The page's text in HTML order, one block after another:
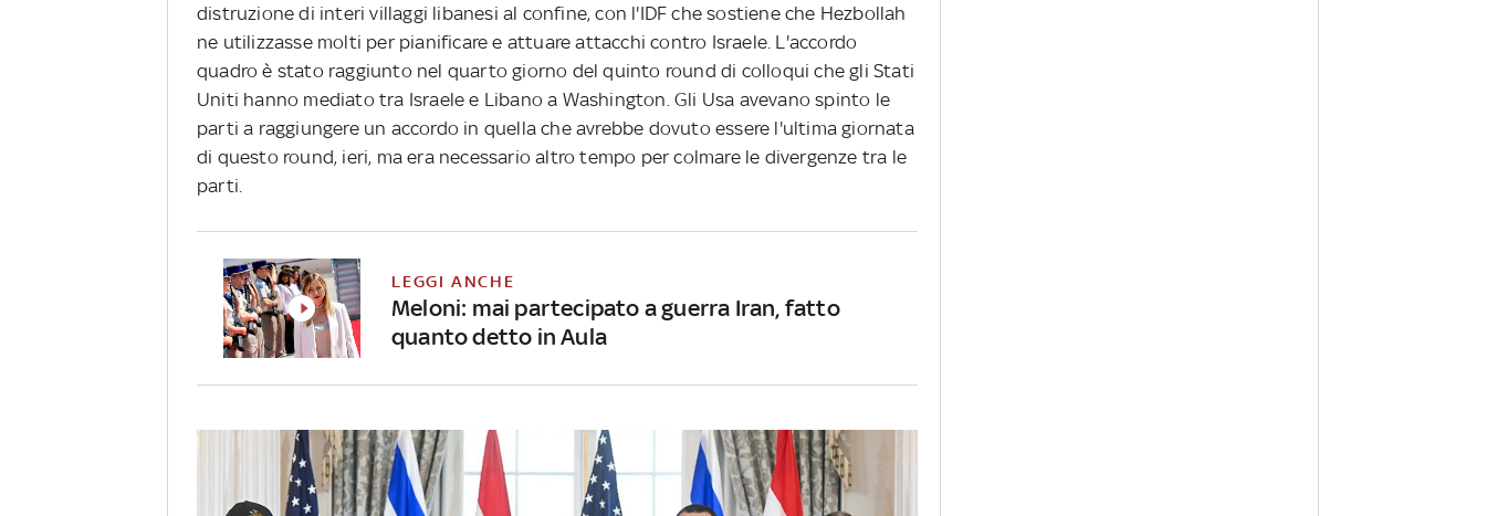
distruzione di interi villaggi libanesi al confine, con l'IDF che sostiene che Hezbollah
ne utilizzasse molti per pianificare e attuare attacchi contro Israele. L'accordo
quadro è stato raggiunto nel quarto giorno del quinto round di colloqui che gli Stati
Uniti hanno mediato tra Israele e Libano a Washington. Gli Usa avevano spinto le
parti a raggiungere un accordo in quella che avrebbe dovuto essere l'ultima giornata
di questo round, ieri, ma era necessario altro tempo per colmare le divergenze tra le
parti.
LEGGI ANCHE
Meloni: mai partecipato a guerra Iran, fatto
quanto detto in Aula